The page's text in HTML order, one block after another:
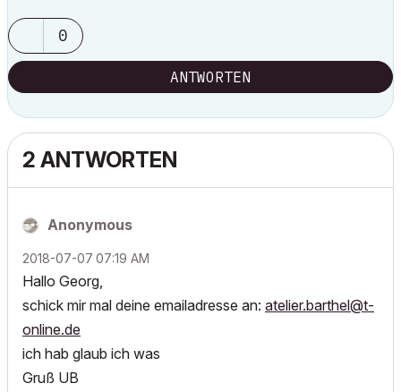
0
ANTWORTEN
2 ANTWORTEN
Anonymous
‎2018-07-07 07:19 AM
Hallo Georg,
schick mir mal deine emailadresse an: atelier.barthel@t-
online.de
ich hab glaub ich was
Gruß UB